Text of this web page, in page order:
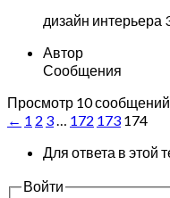
дизайн интерьера
Автор
Сообщения
Просмотр 10 сообщений
← 1 2 3… 172 173 174
Для ответа в этой
Войти